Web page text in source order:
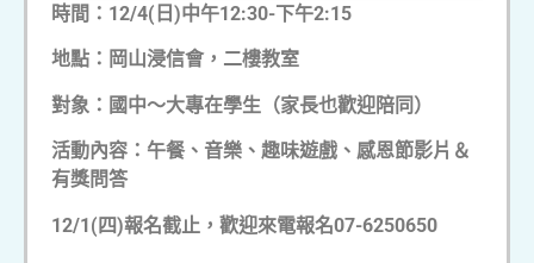
時間：12/4(日)中午12:30-下午2:15
地點：岡山浸信會，二樓教室
對象：國中～大專在學生（家長也歡迎陪同）
活動內容：午餐、音樂、趣味遊戲、感恩節影片＆
有獎問答
12/1(四)報名截止，歡迎來電報名07-6250650